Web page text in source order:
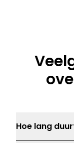
Hoe lang